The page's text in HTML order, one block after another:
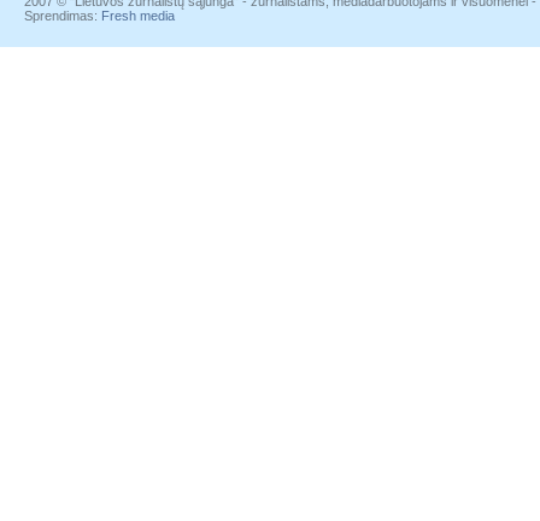
Sprendimas: Fresh media